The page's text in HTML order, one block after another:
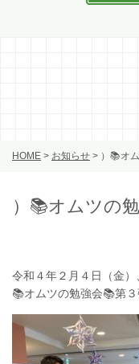
HOME > お知らせ > ）📚オ
）📚オムツの
令和４年２月４日（金）
📚オムツの勉強会📚第